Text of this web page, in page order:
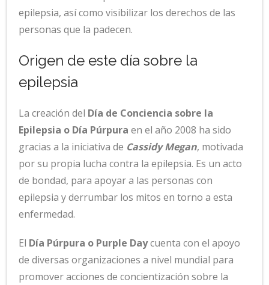
epilepsia, así como visibilizar los derechos de las
personas que la padecen.
Origen de este día sobre la
epilepsia
La creación del Día de Conciencia sobre la
Epilepsia o Día Púrpura en el año 2008 ha sido
gracias a la iniciativa de Cassidy Megan, motivada
por su propia lucha contra la epilepsia. Es un acto
de bondad, para apoyar a las personas con
epilepsia y derrumbar los mitos en torno a esta
enfermedad.
El Día Púrpura o Purple Daycuenta con el apoyo
de diversas organizaciones a nivel mundial para
promover acciones de concientización sobre la